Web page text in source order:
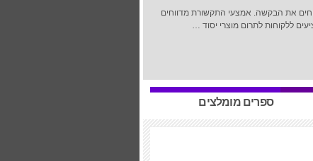
את הבקשה. אמצעי התקשורת מדווחים
ללקוחות לתרום מוצרי יסוד …
ספרים מומלצים